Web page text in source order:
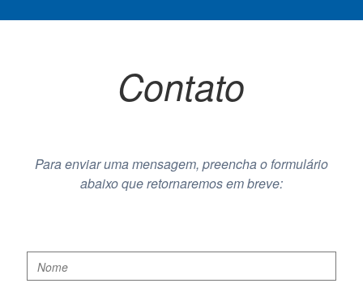
Contato
Para enviar uma mensagem, preencha o formulário
abaixo que retornaremos em breve:
Nome